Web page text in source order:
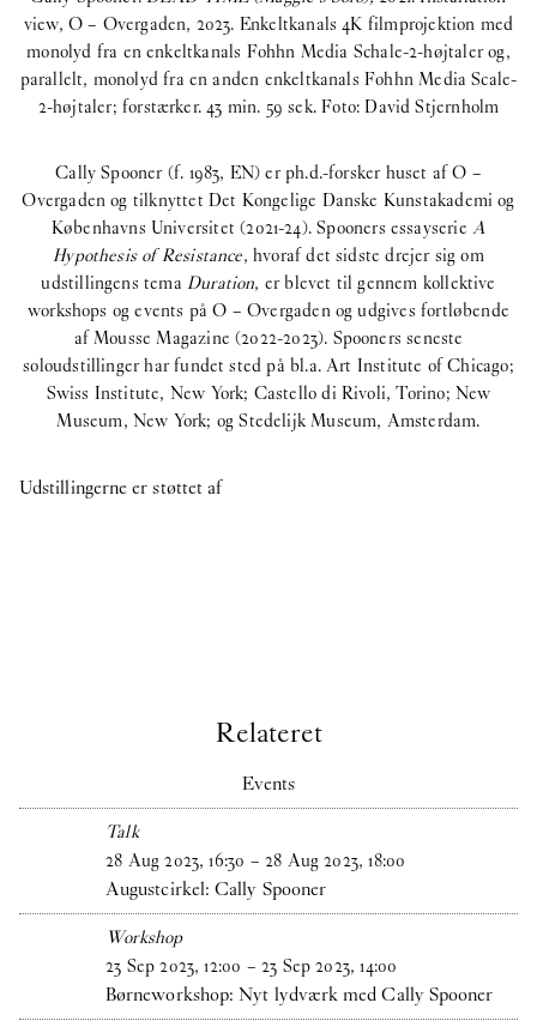
view, O – Overgaden, 2023. Enkeltkanals 4K filmprojektion med
monolyd fra en enkeltkanals Fohhn Media Schale-2-højtaler og,
parallelt, monolyd fra en anden enkeltkanals Fohhn Media Scale-
2-højtaler; forstærker. 43 min. 59 sek. Foto: David Stjernholm
Cally Spooner (f. 1983, EN) er ph.d.-forsker huset af O –
Overgaden og tilknyttet Det Kongelige Danske Kunstakademi og
Københavns Universitet (2021-24). Spooners essayserie A
Hypothesis of Resistance, hvoraf det sidste drejer sig om
udstillingens tema Duration, er blevet til gennem kollektive
workshops og events på O – Overgaden og udgives fortløbende
af Mousse Magazine (2022-2023). Spooners seneste
soloudstillinger har fundet sted på bl.a. Art Institute of Chicago;
Swiss Institute, New York; Castello di Rivoli, Torino; New
Museum, New York; og Stedelijk Museum, Amsterdam.
Udstillingerne er støttet af
Relateret
Events
Talk
28 Aug 2023,16:30 – 28 Aug 2023,18:00
Augustcirkel: Cally Spooner
Workshop
23 Sep 2023,12:00 – 23 Sep 2023,14:00
Børneworkshop: Nyt lydværk med Cally Spooner